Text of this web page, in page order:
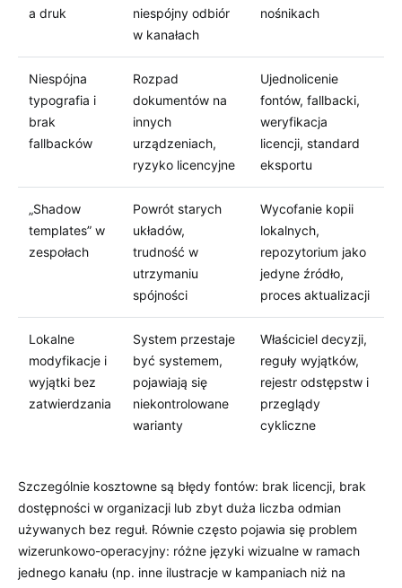
a druk
niespójny odbiór
w kanałach
nośnikach
Niespójna
typografia i
brak
fallbacków
Rozpad
dokumentów na
innych
urządzeniach,
ryzyko licencyjne
Ujednolicenie
fontów, fallbacki,
weryfikacja
licencji, standard
eksportu
„Shadow
templates” w
zespołach
Powrót starych
układów,
trudność w
utrzymaniu
spójności
Wycofanie kopii
lokalnych,
repozytorium jako
jedyne źródło,
proces aktualizacji
Lokalne
modyfikacje i
wyjątki bez
zatwierdzania
System przestaje
być systemem,
pojawiają się
niekontrolowane
warianty
Właściciel decyzji,
reguły wyjątków,
rejestr odstępstw i
przeglądy
cykliczne
Szczególnie kosztowne są błędy fontów: brak licencji, brak
dostępności w organizacji lub zbyt duża liczba odmian
używanych bez reguł. Równie często pojawia się problem
wizerunkowo-operacyjny: różne języki wizualne w ramach
jednego kanału (np. inne ilustracje w kampaniach niż na